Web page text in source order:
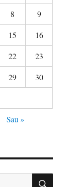
8 9
15
16
22
23
29
30
Sau »